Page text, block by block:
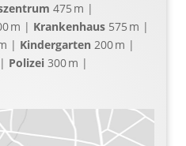
475 m |
m | Krankenhaus 575 m |
| Kindergarten 200 m |
Polizei 300 m |